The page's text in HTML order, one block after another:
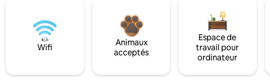
Wifi
Animaux
acceptés
Espace de
travail pour
ordinateur